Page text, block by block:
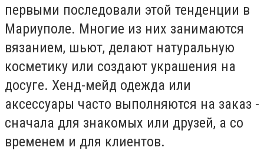
первыми последовали этой тенденции в
Мариуполе. Многие из них занимаются
вязанием, шьют, делают натуральную
косметику или создают украшения на
досуге. Хенд-мейд одежда или
аксессуары часто выполняются на заказ -
сначала для знакомых или друзей, а со
временем и для клиентов.